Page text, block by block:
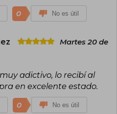
ascenso de las Temidas.
0 No es útil
Martes 20 de
adictivo, lo recibí al
en excelente estado.
0 No es útil